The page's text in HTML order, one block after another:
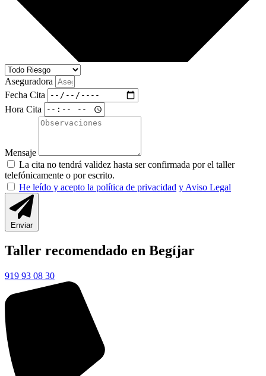
Aseguradora
Fecha Cita
Hora Cita
Mensaje
La cita no tendrá validez hasta ser confirmada por el taller
telefónicamente o por escrito.
He leído y acepto la política de privacidad y Aviso Legal
Enviar
Taller recomendado en Begíjar
919 93 08 30